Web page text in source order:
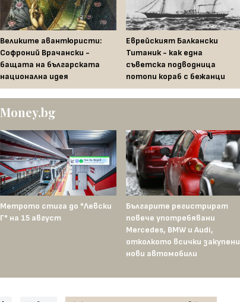
Великите авантюристи:
Софроний Врачански -
бащата на българската
национална идея
Еврейският Балкански
Титаник - как една
съветска подводница
потопи кораб с бежанци
Money.bg
Метрото стига до "Левски
Г" на 15 август
Българите регистрират
повече употребявани
Mercedes, BMW и Audi,
отколкото всички закупени
нови автомобили